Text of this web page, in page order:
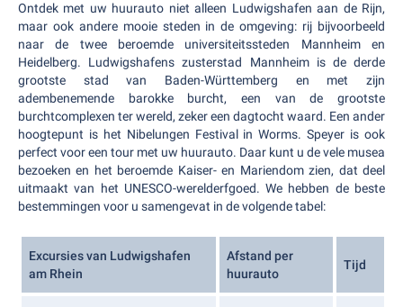
Ontdek met uw huurauto niet alleen Ludwigshafen aan de Rijn,
maar ook andere mooie steden in de omgeving: rij bijvoorbeeld
naar de twee beroemde universiteitssteden Mannheim en
Heidelberg. Ludwigshafens zusterstad Mannheim is de derde
grootste stad van Baden-Württemberg en met zijn
adembenemende barokke burcht, een van de grootste
burchtcomplexen ter wereld, zeker een dagtocht waard. Een ander
hoogtepunt is het Nibelungen Festival in Worms. Speyer is ook
perfect voor een tour met uw huurauto. Daar kunt u de vele musea
bezoeken en het beroemde Kaiser- en Mariendom zien, dat deel
uitmaakt van het UNESCO-werelderfgoed. We hebben de beste
bestemmingen voor u samengevat in de volgende tabel:
Excursies van Ludwigshafen
am Rhein
Afstand per
huurauto
Tijd